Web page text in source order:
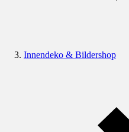
Innendeko & Bildershop